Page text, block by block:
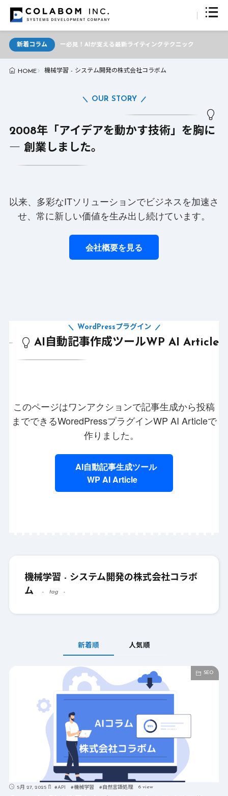
新着コラムライター必見！AIが支える最新ライティングテクニック
HOME 機械学習 - システム開発の株式会社コラボム
2008年「アイデアを動かす技術」を胸に
― 創業しました。
OUR STORY
以来、多彩なITソリューションでビジネスを加速さ
せ、常に新しい価値を生み出し続けています。
会社概要を見る
AI自動記事作成ツールWP AI Article
WordPressプラグイン
このページはワンアクションで記事生成から投稿
までできるWoredPressプラグインWP AI Articleで
作りました。
AI自動記事生成ツール
WP AI Article
機械学習 - システム開発の株式会社コラボ
ム
tag
新着順 人気順
SEO
5月 27, 2025 #API #機械学習 #自然言語処理 6 view